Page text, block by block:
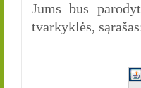
Jums bus
tvarkyklės,